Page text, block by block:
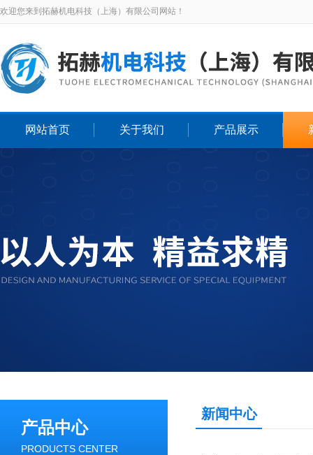
欢迎您来到拓赫机电科技（上海）有限公司网站！
网站首页 关于我们 产品展示
产品中心
PRODUCTS CENTER
新闻中心